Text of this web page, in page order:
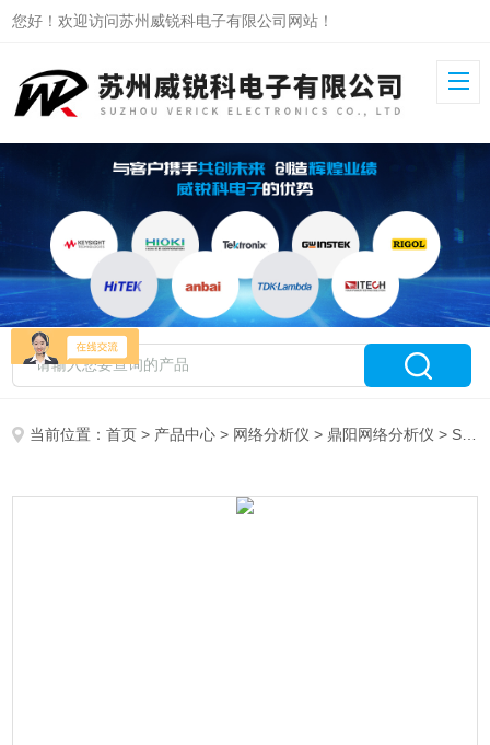
您好！欢迎访问苏州威锐科电子有限公司网站！
当前位置：首页 > 产品中心 > 网络分析仪 > 鼎阳网络分析仪 > SNA6034A鼎阳网络分析仪